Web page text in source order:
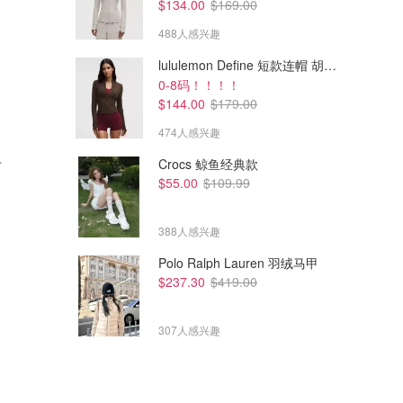
$2010.18
Miu Miu 压花拉链手包
$2830.22
Miu Miu Matelasse 拉链手拿
包
$134.00 $169.00
488人感兴趣
lululemon Define 短款连帽 胡桃棕
0-8码！！！！
$144.00 $179.00
474人感兴趣
Crocs 鲸鱼经典款
$55.00 $109.99
388人感兴趣
Polo Ralph Lauren 羽绒马甲
$237.30 $419.00
307人感兴趣